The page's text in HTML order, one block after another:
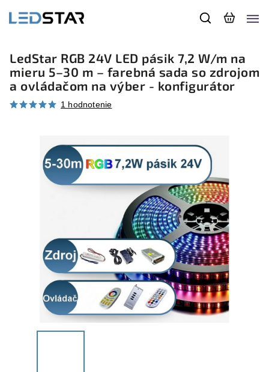
LedStar RGB 24V LED pásik 7,2 W/m na
mieru 5–30 m – farebná sada so zdrojom
a ovládačom na výber - konfigurátor
1 hodnotenie